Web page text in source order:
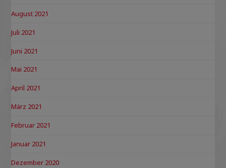
August 2021
Juli 2021
Juni 2021
Mai 2021
April 2021
März 2021
Februar 2021
Januar 2021
Dezember 2020